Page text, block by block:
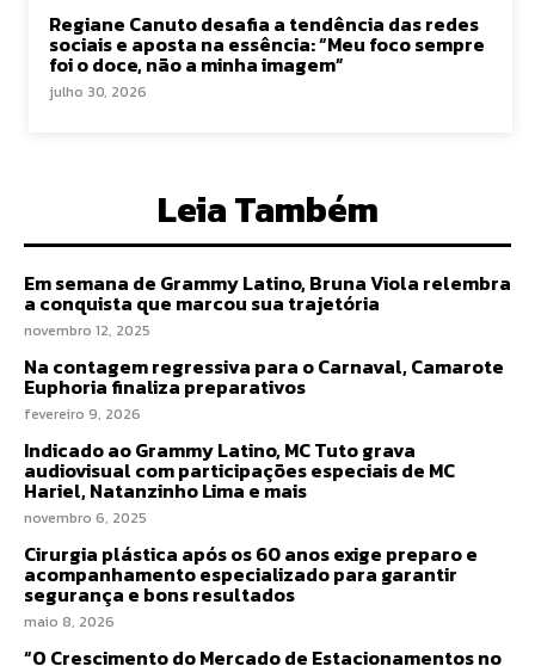
Regiane Canuto desafia a tendência das redes
sociais e aposta na essência: “Meu foco sempre
foi o doce, não a minha imagem”
julho 30, 2026
Leia Também
Em semana de Grammy Latino, Bruna Viola relembra
a conquista que marcou sua trajetória
novembro 12, 2025
Na contagem regressiva para o Carnaval, Camarote
Euphoria finaliza preparativos
fevereiro 9, 2026
Indicado ao Grammy Latino, MC Tuto grava
audiovisual com participações especiais de MC
Hariel, Natanzinho Lima e mais
novembro 6, 2025
Cirurgia plástica após os 60 anos exige preparo e
acompanhamento especializado para garantir
segurança e bons resultados
maio 8, 2026
“O Crescimento do Mercado de Estacionamentos no